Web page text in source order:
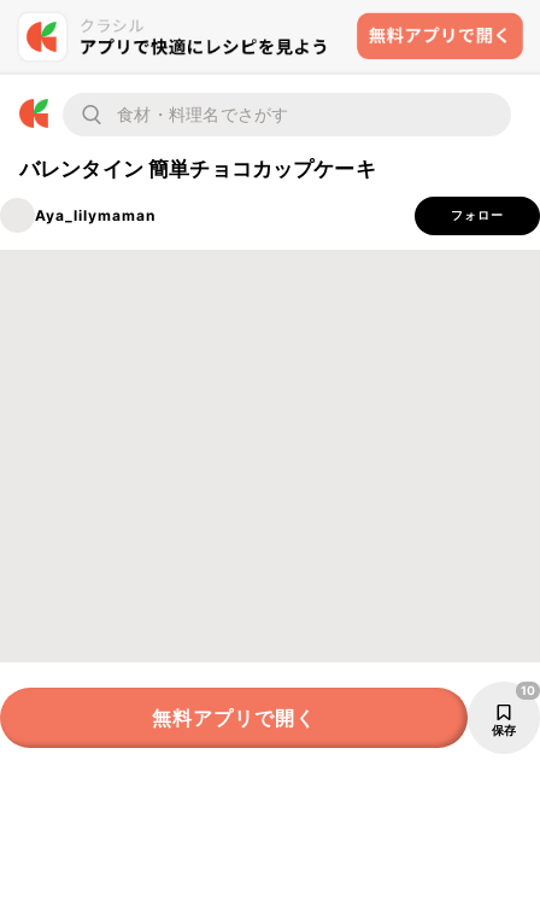
バレンタイン 簡単チョコカップケーキ
Aya_lilymaman フォロー
無料アプリで開く 保存
10